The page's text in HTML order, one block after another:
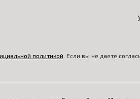
политикой . Если вы не даете